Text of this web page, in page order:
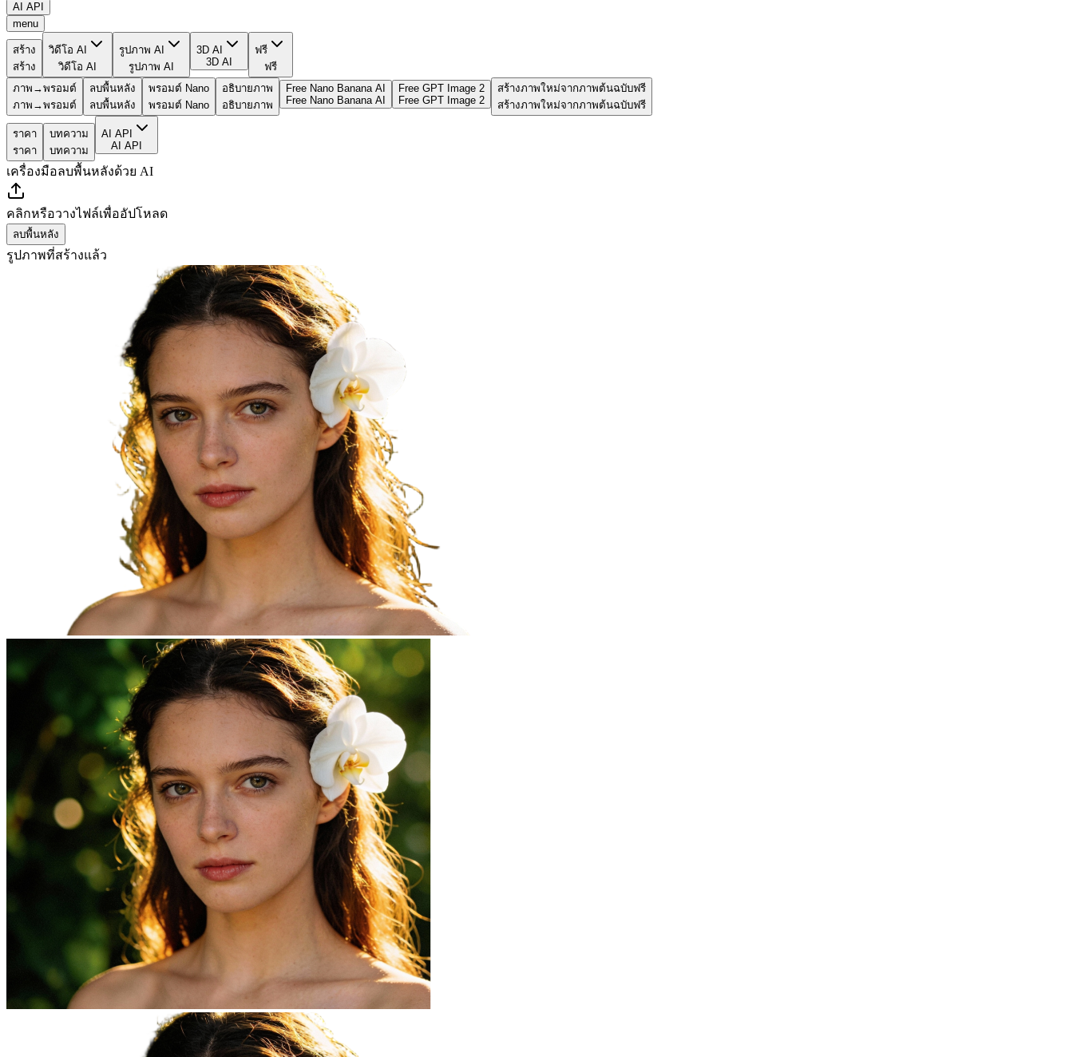
AI API
menu
สร้าง
สร้าง
วิดีโอ AI
วิดีโอ AI
รูปภาพ AI
รูปภาพ AI
3D AI
3D AI
ฟรี
ฟรี
ภาพ→พรอมต์
ภาพ→พรอมต์
ลบพื้นหลัง
ลบพื้นหลัง
พรอมต์ Nano
พรอมต์ Nano
อธิบายภาพ
อธิบายภาพ
Free Nano Banana AI
Free Nano Banana AI
Free GPT Image 2
Free GPT Image 2
สร้างภาพใหม่จากภาพต้นฉบับฟรี
สร้างภาพใหม่จากภาพต้นฉบับฟรี
ราคา
ราคา
บทความ
บทความ
AI API
AI API
เครื่องมือลบพื้นหลังด้วย AI
คลิกหรือวางไฟล์เพื่ออัปโหลด
ลบพื้นหลัง
รูปภาพที่สร้างแล้ว